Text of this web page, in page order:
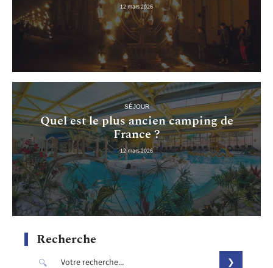
12 mars 2026
SÉJOUR
Quel est le plus ancien camping de
France ?
12 mars 2026
Recherche